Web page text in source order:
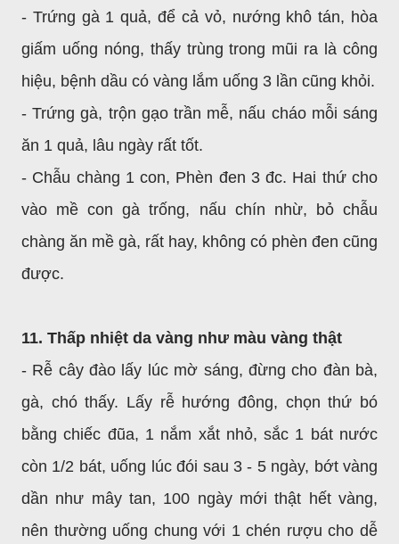
- Trứng gà 1 quả, để cả vỏ, nướng khô tán, hòa
giấm uống nóng, thấy trùng trong mũi ra là công
hiệu, bệnh dầu có vàng lắm uống 3 lần cũng khỏi.
- Trứng gà, trộn gạo trần mễ, nấu cháo mỗi sáng
ăn 1 quả, lâu ngày rất tốt.
- Chẫu chàng 1 con, Phèn đen 3 đc. Hai thứ cho
vào mề con gà trống, nấu chín nhừ, bỏ chẫu
chàng ăn mề gà, rất hay, không có phèn đen cũng
được.
11. Thấp nhiệt da vàng như màu vàng thật
- Rễ cây đào lấy lúc mờ sáng, đừng cho đàn bà,
gà, chó thấy. Lấy rễ hướng đông, chọn thứ bó
bằng chiếc đũa, 1 nắm xắt nhỏ, sắc 1 bát nước
còn 1/2 bát, uống lúc đói sau 3 - 5 ngày, bớt vàng
dần như mây tan, 100 ngày mới thật hết vàng,
nên thường uống chung với 1 chén rượu cho dễ